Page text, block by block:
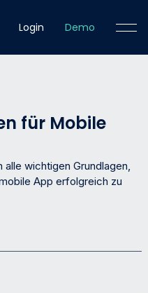
Login Demo
für Mobile
wichtigen Grundlagen,
App erfolgreich zu